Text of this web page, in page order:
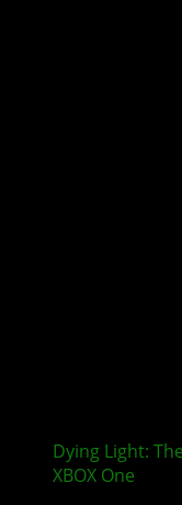
Dying Light:
XBOX One